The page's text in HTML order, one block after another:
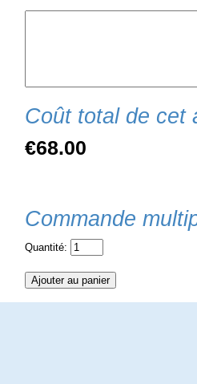
Coût total de cet
€68.00
Commande
Quantité: